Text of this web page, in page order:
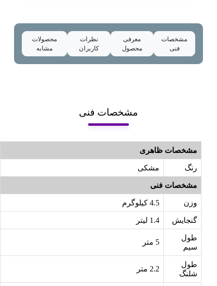
مشخصات
فنی
معرفی
محصول
نظرات
کاربران
محصولات
مشابه
مشخصات فنی
مشخصات ظاهری
رنگ مشکی
مشخصات فنی
وزن 4.5 کیلوگرم
گنجایش 1.4 لیتر
طول
سیم
طول
شلنگ